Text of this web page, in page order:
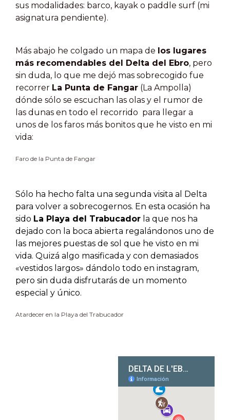
sus modalidades: barco, kayak o paddle surf (mi
asignatura pendiente).
Más abajo he colgado un mapa de los lugares
más recomendables del Delta del Ebro, pero
sin duda, lo que me dejó mas sobrecogido fue
recorrer La Punta de Fangar (La Ampolla)
dónde sólo se escuchan las olas y el rumor de
las dunas en todo el recorrido para llegar a
unos de los faros más bonitos que he visto en mi
vida:
Faro de la Punta de Fangar
Sólo ha hecho falta una segunda visita al Delta
para volver a sobrecogernos. En esta ocasión ha
sido La Playa del Trabucador la que nos ha
dejado con la boca abierta regalándonos uno de
las mejores puestas de sol que he visto en mi
vida. Quizá algo masificada y con demasiados
«vestidos largos» dándolo todo en instagram,
pero sin duda disfrutarás de un momento
especial y único.
Atardecer en la Playa del Trabucador